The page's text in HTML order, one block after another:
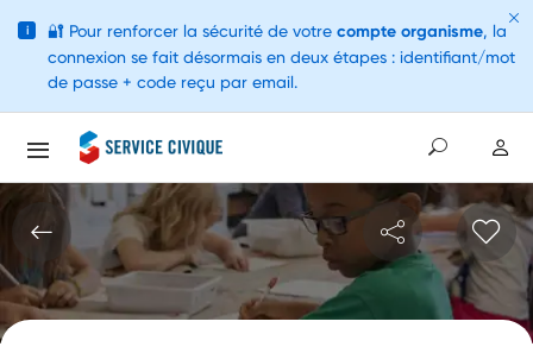
i 🔐 Pour renforcer la sécurité de votre compte organisme, la
connexion se fait désormais en deux étapes : identifiant/mot
de passe + code reçu par email.